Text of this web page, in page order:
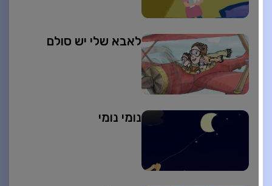
לאבא שלי יש סולם
נומי נומי